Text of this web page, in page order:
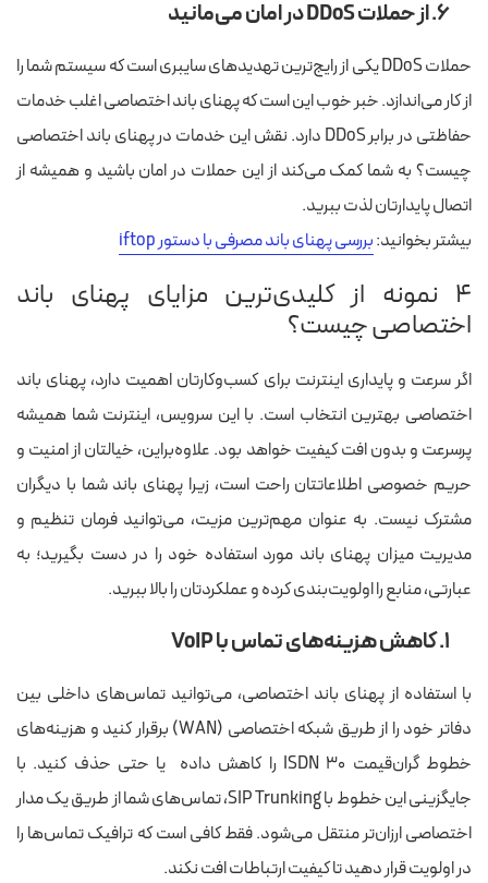
۶. از حملات DDoS در امان می‌مانید
حملات DDoS یکی از رایج‌ترین تهدیدهای سایبری است که سیستم شما را
از کار می‌اندازد. خبر خوب این است که پهنای باند اختصاصی اغلب خدمات
حفاظتی در برابر DDoS دارد. نقش این خدمات در پهنای باند اختصاصی
چیست؟ به شما کمک می‌کند از این حملات در امان باشید و همیشه از
اتصال پایدارتان لذت ببرید.
بیشتر بخوانید:بررسی پهنای باند مصرفی با دستور iftop
۴ نمونه از کلیدی‌ترین مزایای پهنای باند
اختصاصی چیست؟
اگر سرعت و پایداری اینترنت برای کسب‌وکارتان اهمیت دارد، پهنای باند
اختصاصی بهترین انتخاب است. با این سرویس، اینترنت شما همیشه
پرسرعت و بدون افت کیفیت خواهد بود. علاوه‌براین، خیالتان از امنیت و
حریم خصوصی اطلاعاتتان راحت است، زیرا پهنای باند شما با دیگران
مشترک نیست. به عنوان مهم‌ترین مزیت، می‌توانید فرمان تنظیم و
مدیریت میزان پهنای باند مورد استفاده خود را در دست بگیرید؛ به
عبارتی، منابع را اولویت‌بندی کرده و عملکردتان را بالا ببرید.
۱. کاهش هزینه‌های تماس با VoIP
با استفاده از پهنای باند اختصاصی، می‌توانید تماس‌های داخلی بین
دفاتر خود را از طریق شبکه اختصاصی (WAN) برقرار کنید و هزینه‌های
خطوط گران‌قیمت ISDN 30 را کاهش داده یا حتی حذف کنید. با
جایگزینی این خطوط با SIP Trunking، تماس‌های شما از طریق یک مدار
اختصاصی ارزان‌تر منتقل می‌شود. فقط کافی است که ترافیک تماس‌ها را
در اولویت قرار دهید تا کیفیت ارتباطات افت نکند.